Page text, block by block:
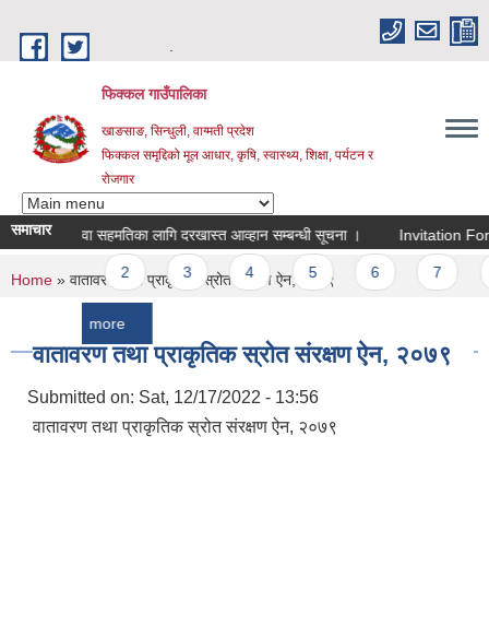
फिक्कल गाउँपालिका
खाङसाङ, सिन्धुली, वाग्मती प्रदेश
फिक्कल समृद्दिको मूल आधार, कृषि, स्वास्थ्य, शिक्षा, पर्यटन र
रोजगार
समाचार
सरुवा सहमतिका लागि दरखास्त आव्हान सम्बन्धी सूचना । Invitation For Bids
Pages
2 5 6
You are here
Home » वातावरण तथा प्राकृतिक स्रोत संरक्षण ऐन, २०७९
वातावरण तथा प्राकृतिक स्रोत संरक्षण ऐन, २०७९
Submitted on: Sat, 12/17/2022 - 13:56
वातावरण तथा प्राकृतिक स्रोत संरक्षण ऐन, २०७९